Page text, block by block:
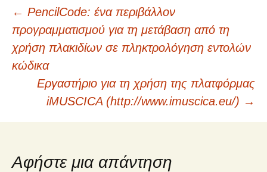
Πλοήγηση
άρθρων
← PencilCode: ένα περιβάλλον
προγραμματισμού για τη μετάβαση από τη
χρήση πλακιδίων σε πληκτρολόγηση εντολών
κώδικα
Εργαστήριο για τη χρήση της πλατφόρμας
iMUSCICA (http://www.imuscica.eu/) →
Αφήστε μια απάντηση